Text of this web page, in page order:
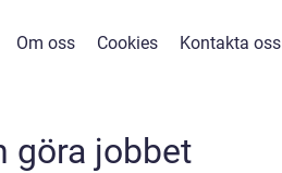
Om oss Cookies Kontakta oss
göra jobbet